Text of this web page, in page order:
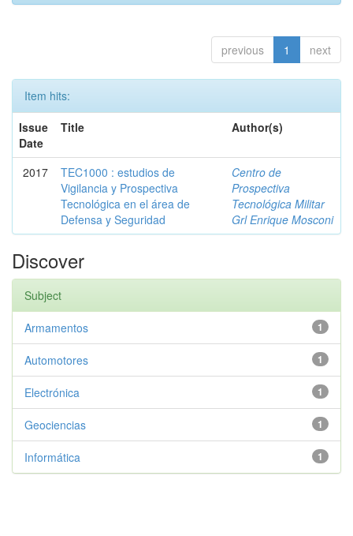
previous 1 next
Item hits:
Issue
Date
Title Author(s)
2017
TEC1000 : estudios de
Vigilancia y Prospectiva
Tecnológica en el área de
Defensa y Seguridad
Centro de
Prospectiva
Tecnológica Militar
Grl Enrique Mosconi
Discover
Subject
1
Armamentos
1
Automotores
1
Electrónica
1
Geociencias
1
Informática